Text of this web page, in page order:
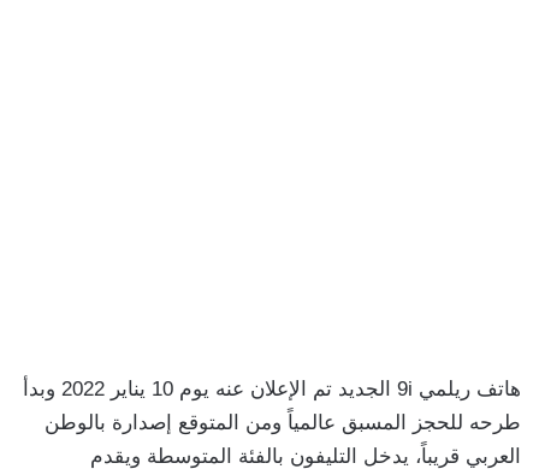
هاتف ريلمي 9i الجديد تم الإعلان عنه يوم 10 يناير 2022 وبدأ
طرحه للحجز المسبق عالمياً ومن المتوقع إصدارة بالوطن
العربي قريباً، يدخل التليفون بالفئة المتوسطة ويقدم